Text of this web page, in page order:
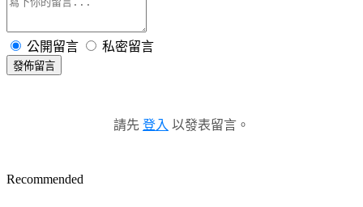
公開留言 私密留言
發佈留言
請先 登入 以發表留言。
Recommended